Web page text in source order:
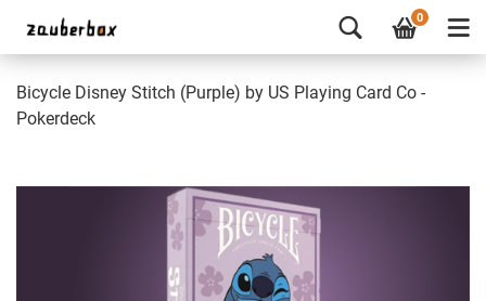
0
Bicycle Disney Stitch (Purple) by US Playing Card Co -
Pokerdeck